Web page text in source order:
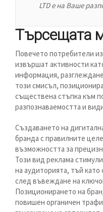
LTD е на Ваше
Търсещата
Повечето потребители
извършат активности
информация,
този смисъл,
съществена стъпка към
разпознаваемостта и
Създаването на
бранда с правилните
възможността за
Този вид реклама
на аудиторията, тъй
след въвеждане на
Позиционирането на
повишен органичен